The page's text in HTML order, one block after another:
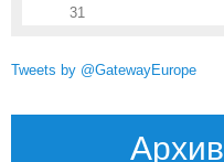
31
Tweets by @GatewayEurope
Архив